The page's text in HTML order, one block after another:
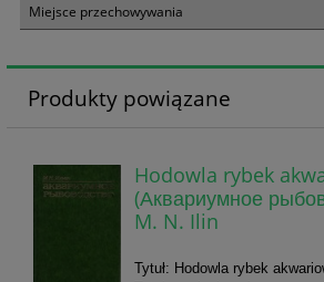
Miejsce przechowywania
Produkty powiązane
Hodowla rybek
(Аквариумное
M. N. Ilin
Tytuł: Hodowla rybek